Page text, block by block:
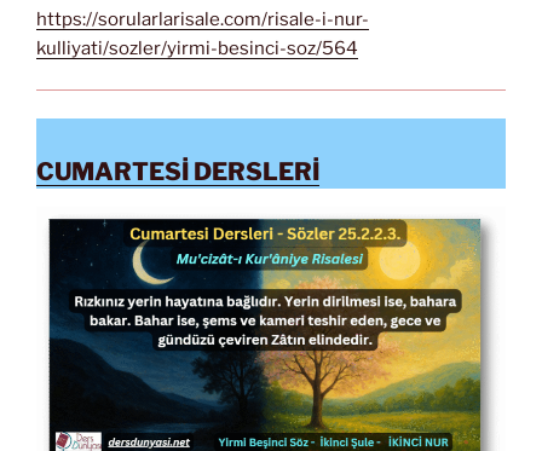
https://sorularlarisale.com/risale-i-nur-
kulliyati/sozler/yirmi-besinci-soz/564
CUMARTESİ DERSLERİ